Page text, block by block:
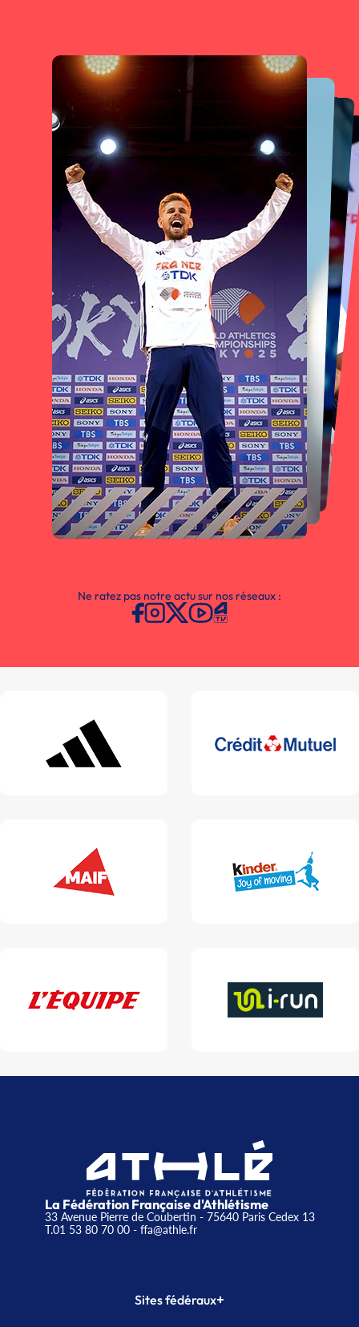
Ne ratez pas notre actu sur nos réseaux :
La Fédération Française d'Athlétisme
33 Avenue Pierre de Coubertin - 75640 Paris Cedex 13
T.01 53 80 70 00- ffa@athle.fr
Sites fédéraux+